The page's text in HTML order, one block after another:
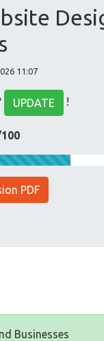
11:07
UPDATE !
PDF
Businesses